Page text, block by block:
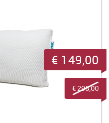
€ 149,00
€ 298,00